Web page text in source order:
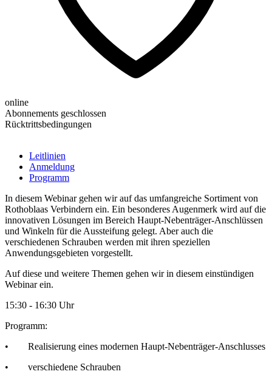
online
Abonnements geschlossen
Rücktrittsbedingungen
Leitlinien
Anmeldung
Programm
In diesem Webinar gehen wir auf das umfangreiche Sortiment von
Rothoblaas Verbindern ein. Ein besonderes Augenmerk wird auf die
innovativen Lösungen im Bereich Haupt-Nebenträger-Anschlüssen
und Winkeln für die Aussteifung gelegt. Aber auch die
verschiedenen Schrauben werden mit ihren speziellen
Anwendungsgebieten vorgestellt.
Auf diese und weitere Themen gehen wir in diesem einstündigen
Webinar ein.
15:30 - 16:30 Uhr
Programm:
•
Realisierung eines modernen Haupt-Nebenträger-Anschlusses
• verschiedene Schrauben